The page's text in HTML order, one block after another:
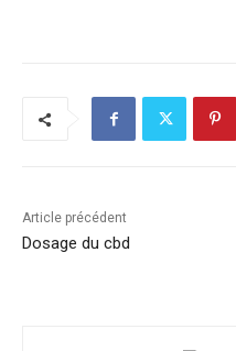
Article précédent
Dosage du cbd